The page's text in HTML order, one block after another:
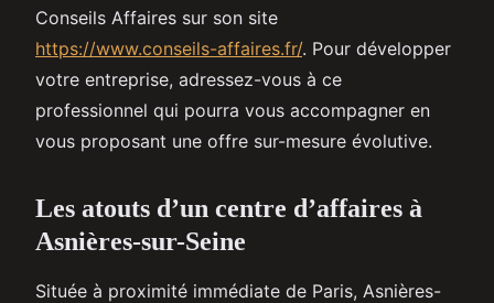
Conseils Affaires sur son site
https://www.conseils-affaires.fr/. Pour développer
votre entreprise, adressez-vous à ce
professionnel qui pourra vous accompagner en
vous proposant une offre sur-mesure évolutive.
Les atouts d’un centre d’affaires à
Asnières-sur-Seine
Située à proximité immédiate de Paris, Asnières-